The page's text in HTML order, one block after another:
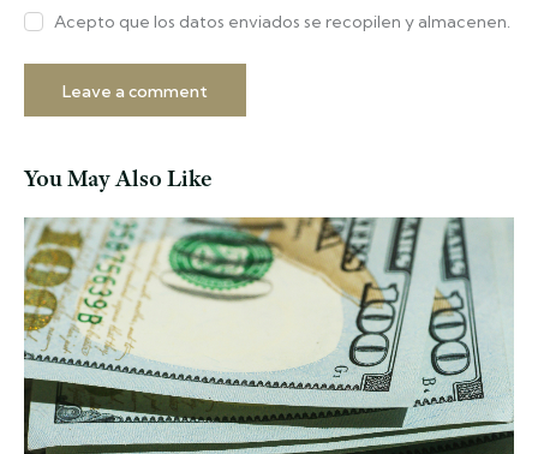
Acepto que los datos enviados se recopilen y almacenen.
You May Also Like